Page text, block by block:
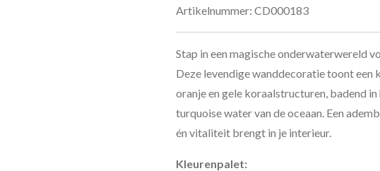
Artikelnummer: CD000183
Stap in een magische onderwaterwereld
Deze levendige wanddecoratie toont een
oranje en gele koraalstructuren, badend
turquoise water van de oceaan. Een
én vitaliteit brengt in je interieur.
Kleurenpalet: